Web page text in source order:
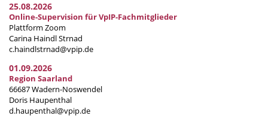
25.08.2026
Online-Supervision für VpIP-Fachmitglieder
Plattform Zoom
Carina Haindl Strnad
c.haindlstrnad@vpip.de
01.09.2026
Region Saarland
66687 Wadern-Noswendel
Doris Haupenthal
d.haupenthal@vpip.de